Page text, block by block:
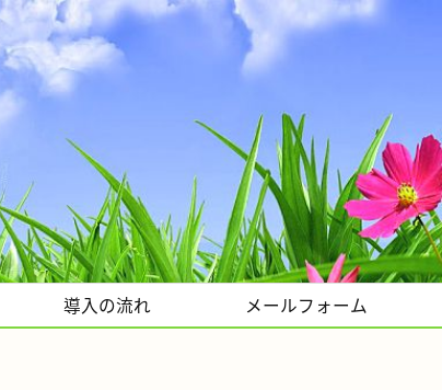
導入の流れ メールフォーム